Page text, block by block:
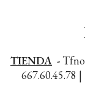
TIENDA -
667.60.45.78 |